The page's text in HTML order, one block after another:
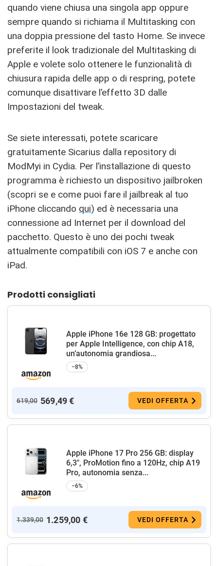
quando viene chiusa una singola app oppure
sempre quando si richiama il Multitasking con
una doppia pressione del tasto Home. Se invece
preferite il look tradizionale del Multitasking di
Apple e volete solo ottenere le funzionalità di
chiusura rapida delle app o di respring, potete
comunque disattivare l’effetto 3D dalle
Impostazioni del tweak.
Se siete interessati, potete scaricare
gratuitamente Sicarius dalla repository di
ModMyi in Cydia. Per l’installazione di questo
programma è richiesto un dispositivo jailbroken
(scopri se e come puoi fare il jailbreak al tuo
iPhone cliccando qui) ed è necessaria una
connessione ad Internet per il download del
pacchetto. Questo è uno dei pochi tweak
attualmente compatibili con iOS 7 e anche con
iPad.
Prodotti consigliati
Apple iPhone 16e 128 GB: progettato
per Apple Intelligence, con chip A18,
un’autonomia grandiosa...
−8%
619,00 569,49 € VEDI OFFERTA
Apple iPhone 17 Pro 256 GB: display
6,3", ProMotion fino a 120Hz, chip A19
Pro, autonomia senza...
−6%
1.339,00 1.259,00 € VEDI OFFERTA